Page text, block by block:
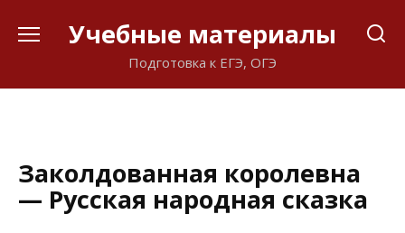
Учебные материалы
Подготовка к ЕГЭ, ОГЭ
Заколдованная королевна
— Русская народная сказка